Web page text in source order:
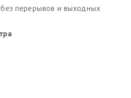
перерывов и выходных